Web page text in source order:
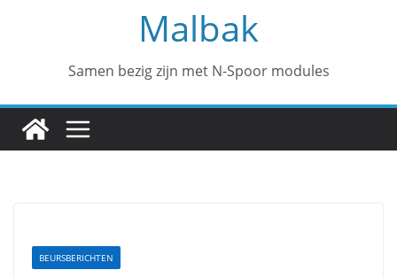
Malbak
Samen bezig zijn met N-Spoor modules
BEURSBERICHTEN